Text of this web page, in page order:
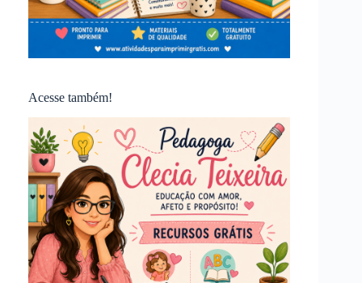
Acesse também!